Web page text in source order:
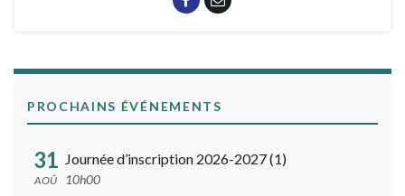
PROCHAINS ÉVÉNEMENTS
31
AOÛ
Journée d’inscription 2026-2027 (1)
10h00